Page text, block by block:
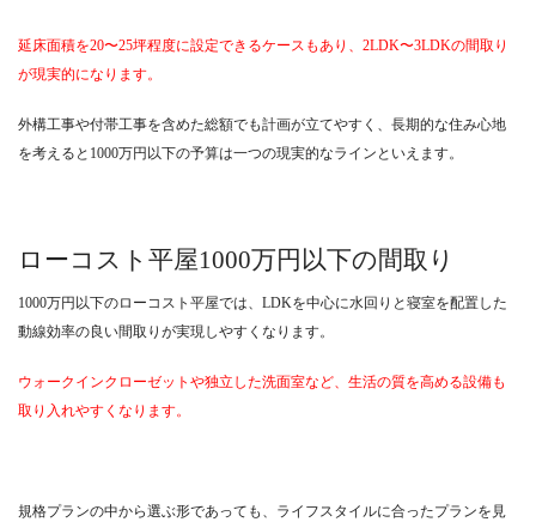
延床面積を20〜25坪程度に設定できるケースもあり、2LDK〜3LDKの間取り
が現実的になります。
外構工事や付帯工事を含めた総額でも計画が立てやすく、長期的な住み心地
を考えると1000万円以下の予算は一つの現実的なラインといえます。
ローコスト平屋1000万円以下の間取り
1000万円以下のローコスト平屋では、LDKを中心に水回りと寝室を配置した
動線効率の良い間取りが実現しやすくなります。
ウォークインクローゼットや独立した洗面室など、生活の質を高める設備も
取り入れやすくなります。
規格プランの中から選ぶ形であっても、ライフスタイルに合ったプランを見